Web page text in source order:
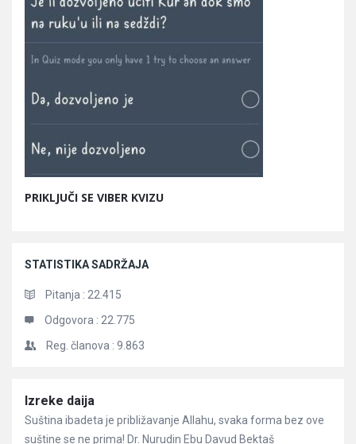
PRIKLJUČI SE VIBER KVIZU
STATISTIKA SADRŽAJA
Pitanja : 22.415
Odgovora : 22.775
Reg. članova : 9.863
Članci
Izreke daija
Suština ibadeta je približavanje Allahu, svaka forma bez ove
suštine se ne prima! Dr. Nurudin Ebu Davud Bektaš